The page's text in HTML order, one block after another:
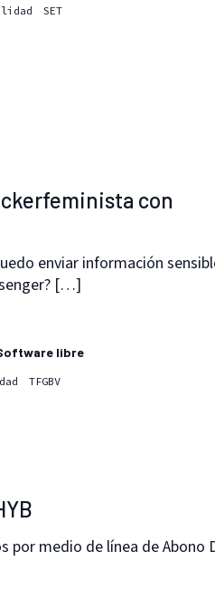
SET
con
enviar información
[…]
libre
TFGBV
por medio de línea de Abono